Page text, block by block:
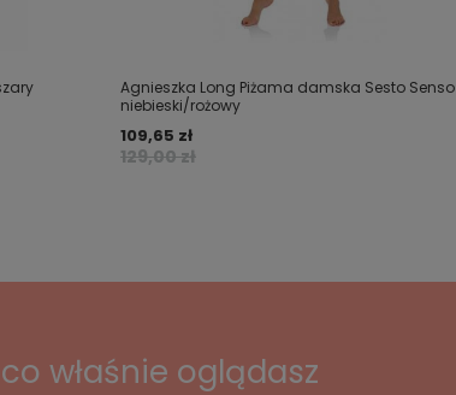
Agnieszka Long Piżama damska Sesto Senso
niebieski/rożowy
129,00 zł
109,65 zł
właśnie oglądasz